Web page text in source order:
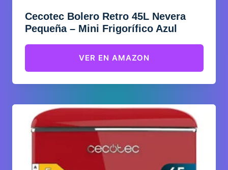
Cecotec Bolero Retro 45L Nevera
Pequeña – Mini Frigorífico Azul
VER EN AMAZON